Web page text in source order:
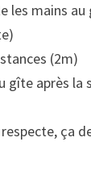
les mains
(2m)
gîte après la
ça